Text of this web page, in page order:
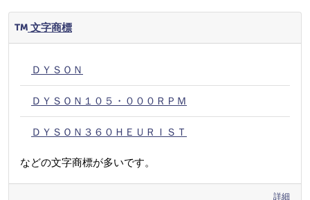
文字商標
ＤＹＳＯＮ
ＤＹＳＯＮ１０５・０００ＲＰＭ
ＤＹＳＯＮ３６０ＨＥＵＲＩＳＴ
などの文字商標が多いです。
詳細